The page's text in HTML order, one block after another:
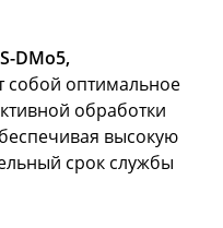
DMo5,
собой оптимальное
обработки
высокую
срок службы